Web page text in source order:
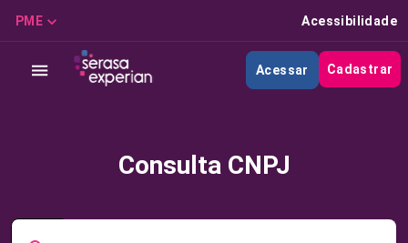
PME Acessibilidade
Acessar Cadastrar
Consulta CNPJ